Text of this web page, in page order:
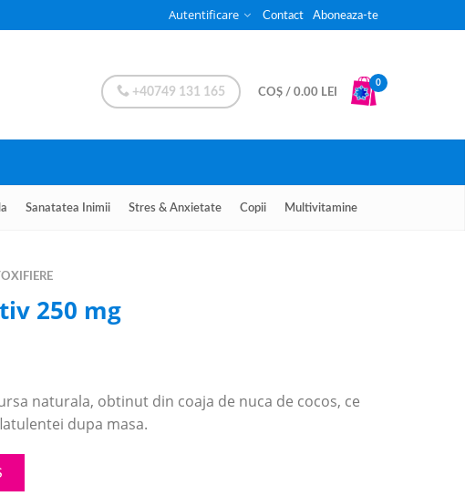
Autentificare Contact Aboneaza-te
+40749 131 165 COȘ / 0.00 LEI
0
Sanatatea Inimii Stres & Anxietate Copii Multivitamine
250 mg
naturala, obtinut din coaja de nuca de cocos, ce
dupa masa.